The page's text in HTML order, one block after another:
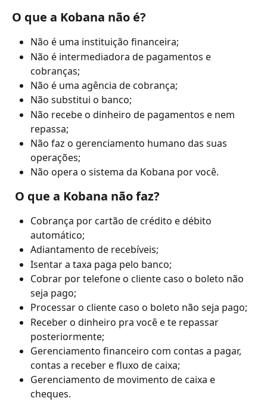
O que a Kobana não é?
Não é uma instituição financeira;
Não é intermediadora de pagamentos e
cobranças;
Não é uma agência de cobrança;
Não substitui o banco;
Não recebe o dinheiro de pagamentos e nem
repassa;
Não faz o gerenciamento humano das suas
operações;
Não opera o sistema da Kobana por você.
O que a Kobana não faz?
Cobrança por cartão de crédito e débito
automático;
Adiantamento de recebíveis;
Isentar a taxa paga pelo banco;
Cobrar por telefone o cliente caso o boleto não
seja pago;
Processar o cliente caso o boleto não seja pago;
Receber o dinheiro pra você e te repassar
posteriormente;
Gerenciamento financeiro com contas a pagar,
contas a receber e fluxo de caixa;
Gerenciamento de movimento de caixa e
cheques.